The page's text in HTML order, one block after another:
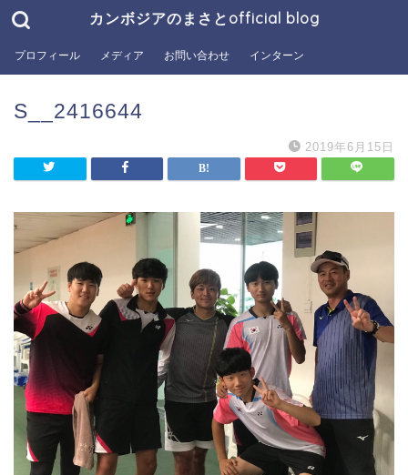
カンボジアのまさとofficial blog
プロフィール メディア お問い合わせ インターン
S__2416644
2019年6月15日